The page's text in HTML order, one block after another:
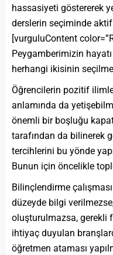
hassasiyeti göstererek
derslerin seçiminde aktif
[vurguluContent
Peygamberimizin
herhangi ikisinin
Öğrencilerin pozitif
anlamında da
önemli bir boşluğu
tarafından da bilinerek
tercihlerini bu yönde
Bunun için öncelikle
Bilinçlendirme
düzeyde bilgi
oluşturulmazsa, gerekli
ihtiyaç duyulan
öğretmen ataması